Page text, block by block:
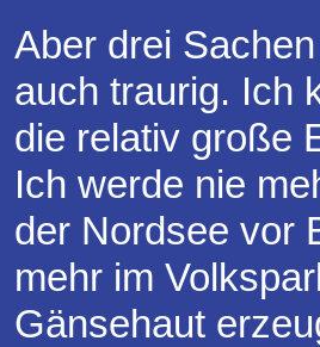
Aber drei
auch traurig. Ich
die relativ große
Ich werde nie
der Nordsee vor
mehr im
Gänsehaut